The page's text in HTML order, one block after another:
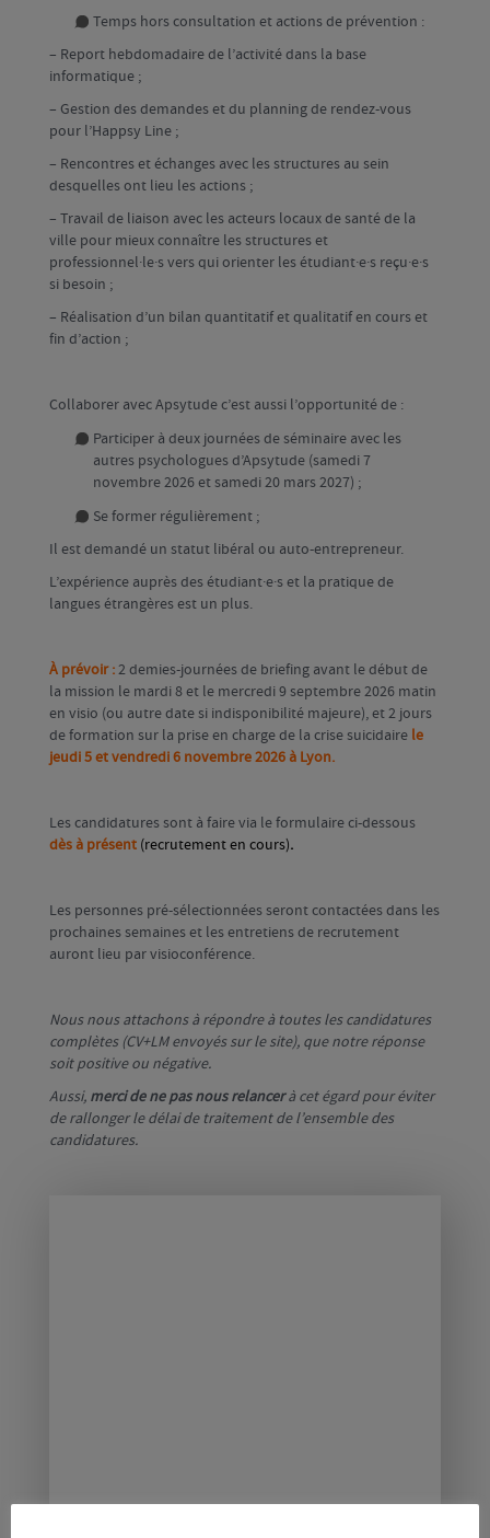
Temps hors consultation et actions de prévention :
– Report hebdomadaire de l’activité dans la base
informatique ;
– Gestion des demandes et du planning de rendez-vous
pour l’Happsy Line ;
– Rencontres et échanges avec les structures au sein
desquelles ont lieu les actions ;
– Travail de liaison avec les acteurs locaux de santé de la
ville pour mieux connaître les structures et
professionnel·le·s vers qui orienter les étudiant·e·s reçu·e·s
si besoin ;
– Réalisation d’un bilan quantitatif et qualitatif en cours et
fin d’action ;
Collaborer avec Apsytude c’est aussi l’opportunité de :
Participer à deux journées de séminaire avec les
autres psychologues d’Apsytude (samedi 7
novembre 2026 et samedi 20 mars 2027) ;
Se former régulièrement ;
Il est demandé un statut libéral ou auto-entrepreneur.
L’expérience auprès des étudiant·e·s et la pratique de
langues étrangères est un plus.
À prévoir :2 demies-journées de briefing avant le début de
la mission le mardi 8 et le mercredi 9 septembre 2026 matin
en visio (ou autre date si indisponibilité majeure), et 2 jours
de formation sur la prise en charge de la crise suicidaire le
jeudi 5 et vendredi 6 novembre 2026 à Lyon.
Les candidatures sont à fairevia le formulaire ci-dessous
dès à présent (recrutement en cours).
Les personnes pré-sélectionnées seront contactées dans les
prochaines semaines et les entretiens de recrutement
auront lieu par visioconférence.
Nous nous attachons à répondre à toutes les candidatures
complètes (CV+LM envoyés sur le site), que notre réponse
soit positive ou négative.
Aussi, merci de ne pas nous relancerà cet égard pour éviter
de rallonger le délai de traitement de l’ensemble des
candidatures.